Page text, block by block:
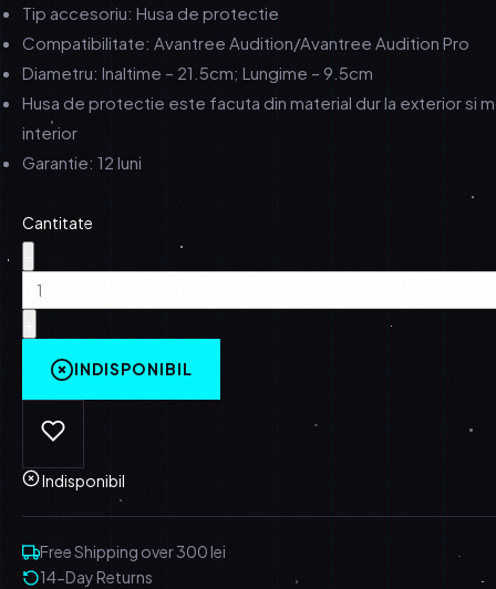
Tip accesoriu: Husa de protectie
Compatibilitate: Avantree Audition/Avantree Audition Pro
Diametru: Inaltime – 21.5cm; Lungime – 9.5cm
Husa de protectie este facuta din material dur la exterior si
interior
Garantie: 12 luni
Cantitate
INDISPONIBIL
Indisponibil
Free Shipping over 300 lei
14-Day Returns